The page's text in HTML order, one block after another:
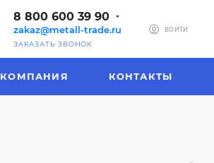
8 800 600 39 90
zakaz@metall-trade.ru
ЗАКАЗАТЬ ЗВОНОК
ВОЙТИ
КОМПАНИЯ КОНТАКТЫ